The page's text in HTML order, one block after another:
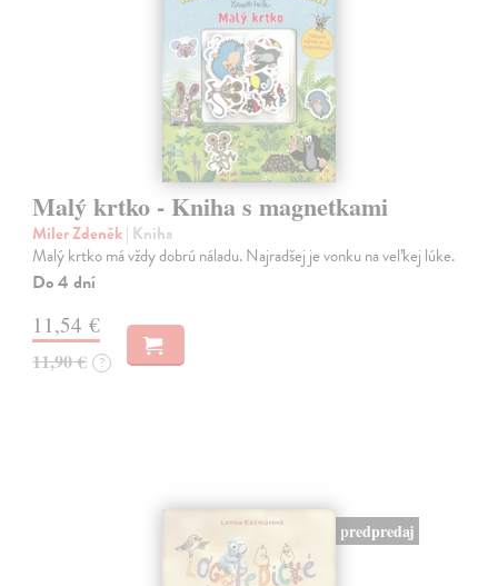
Malý krtko - Kniha s magnetkami
Miler Zdeněk| Kniha
Malý krtko má vždy dobrú náladu. Najradšej je vonku na veľkej lúke.
Do 4 dní
11,54 €
11,90 € ?
predpredaj